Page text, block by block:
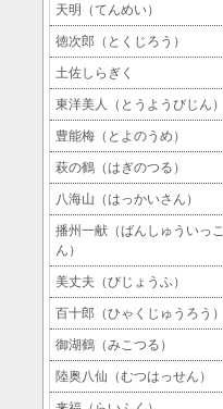
天明（てんめい）
徳次郎（とくじろう）
土佐しらぎく
東洋美人（とうようびじん）
豊能梅（とよのうめ）
萩の鶴（はぎのつる）
八海山（はっかいさん）
播州一献（ばんしゅういっこ
ん）
美丈夫（びじょうふ）
百十郎（ひゃくじゅうろう）
御湖鶴（みこつる）
陸奥八仙（むつはっせん）